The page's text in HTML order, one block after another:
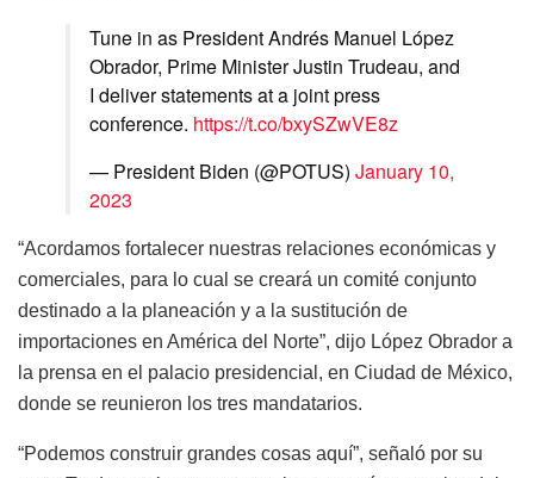
Tune in as President Andrés Manuel López
Obrador, Prime Minister Justin Trudeau, and
I deliver statements at a joint press
conference. https://t.co/bxySZwVE8z
— President Biden (@POTUS) January 10,
2023
“Acordamos fortalecer nuestras relaciones económicas y
comerciales, para lo cual se creará un comité conjunto
destinado a la planeación y a la sustitución de
importaciones en América del Norte”, dijo López Obrador a
la prensa en el palacio presidencial, en Ciudad de México,
donde se reunieron los tres mandatarios.
“Podemos construir grandes cosas aquí”, señaló por su